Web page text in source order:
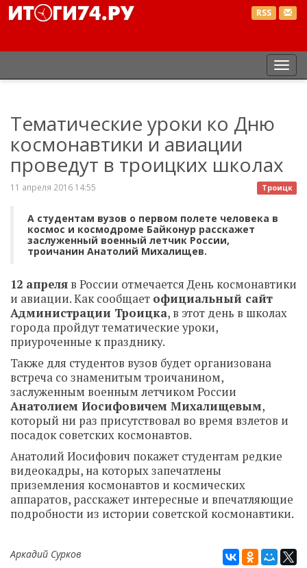
RSS
Тематические уроки ко Дню
космонавтики и авиации
проведут в троицких школах
Троицк
11 апреля 2016 14:55
А студентам вузов о первом полете человека в
космос и космодроме Байконур расскажет
заслуженный военный летчик России,
троичанин Анатолий Михалищев.
12 апреля в России отмечается День космонавтики
и авиации. Как сообщает официальный сайт
Администрации Троицка, в этот день в школах
города пройдут тематические уроки,
приуроченные к празднику.
Также для студентов вузов будет организована
встреча со знаменитым троичанином,
заслуженным военным летчиком России
Анатолием Иосифовичем Михалищевым,
который ни раз присутствовал во время взлетов и
посадок советских космонавтов.
Анатолий Иосифович покажет студентам редкие
видеокадры, на которых запечатлены
приземления космонавтов и космических
аппаратов, расскажет интересные и впечатляющие
подробности из истории советской космонавтики.
Аркадий Сурков